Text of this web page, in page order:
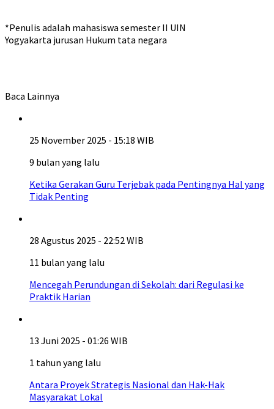
*Penulis adalah mahasiswa semester II UIN
Yogyakarta jurusan Hukum tata negara
Baca Lainnya
25 November 2025 - 15:18 WIB
9 bulan yang lalu
Ketika Gerakan Guru Terjebak pada Pentingnya Hal yang
Tidak Penting
28 Agustus 2025 - 22:52 WIB
11 bulan yang lalu
Mencegah Perundungan di Sekolah: dari Regulasi ke
Praktik Harian
13 Juni 2025 - 01:26 WIB
1 tahun yang lalu
Antara Proyek Strategis Nasional dan Hak-Hak
Masyarakat Lokal